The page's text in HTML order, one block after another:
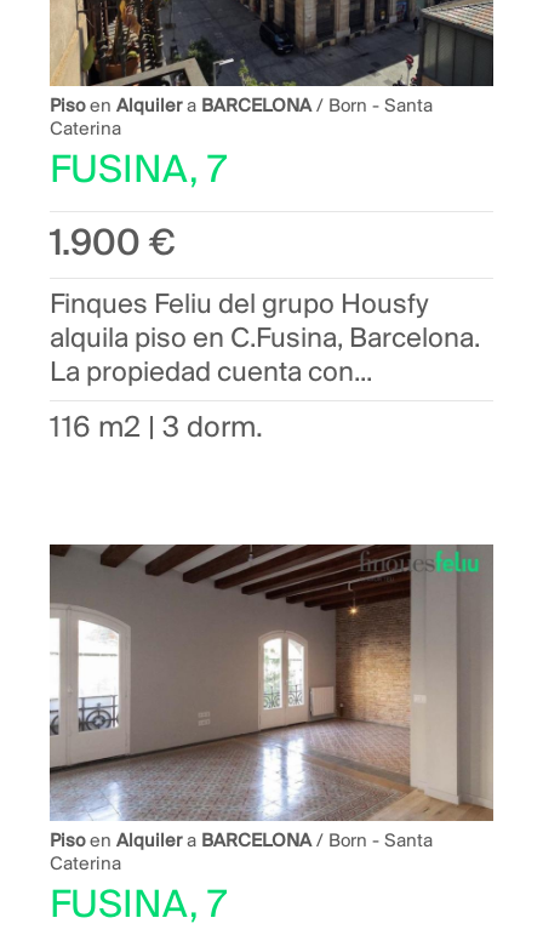
PisoenAlquilera BARCELONA/ Born - Santa
Caterina
FUSINA, 7
1.900 €
Finques Feliu del grupo Housfy
alquila piso en C.Fusina, Barcelona.
La propiedad cuenta con...
116 m2 | 3 dorm.
PisoenAlquilera BARCELONA/ Born - Santa
Caterina
FUSINA, 7